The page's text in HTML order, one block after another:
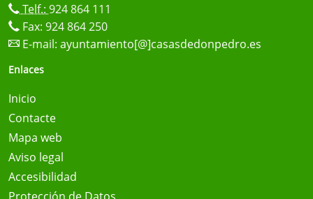
Telf.: 924 864 111
Fax: 924 864 250
E-mail: ayuntamiento[@]casasdedonpedro.es
Enlaces
Inicio
Contacte
Mapa web
Aviso legal
Accesibilidad